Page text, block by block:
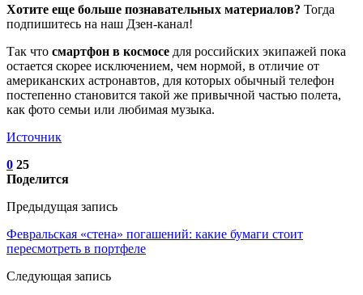
Хотите еще больше познавательных материалов? Тогда
подпишитесь на наш Дзен-канал!
Так что смартфон в космосе для российских экипажей пока
остается скорее исключением, чем нормой, в отличие от
американских астронавтов, для которых обычный телефон
постепенно становится такой же привычной частью полета,
как фото семьи или любимая музыка.
Источник
0 25
Поделится
Предыдущая запись
Февральская «стена» погашений: какие бумаги стоит
пересмотреть в портфеле
Следующая запись